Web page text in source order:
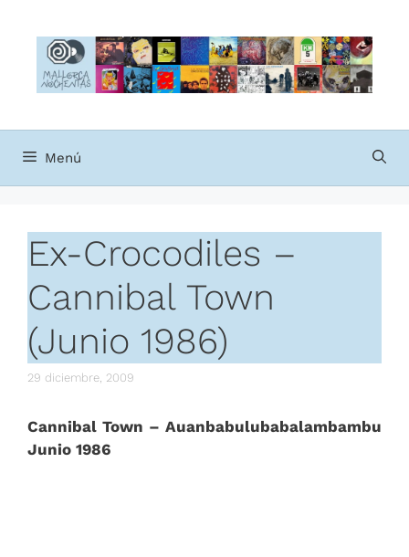
contenido
Menú
Ex-Crocodiles –
Cannibal Town
(Junio 1986)
29 diciembre, 2009
Cannibal Town – Auanbabulubabalambambu
Junio 1986